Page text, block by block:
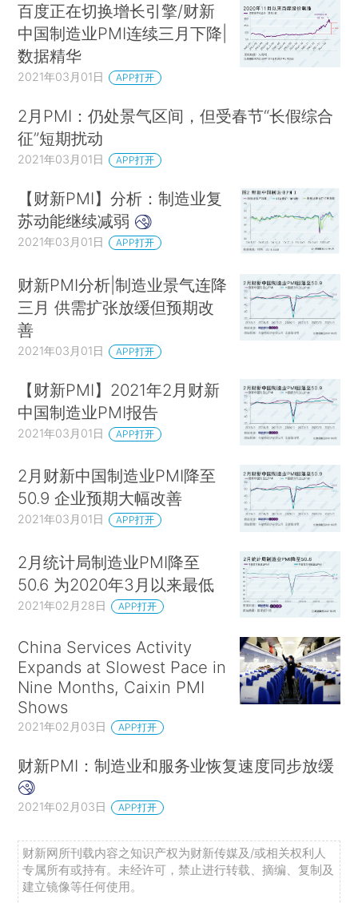
百度正在切换增长引擎/财新
中国制造业PMI连续三月下降|
数据精华
2021年03月01日 APP打开
2月PMI：仍处景气区间，但受春节“长假综合
征”短期扰动
2021年03月01日 APP打开
【财新PMI】分析：制造业复
苏动能继续减弱
2021年03月01日 APP打开
财新PMI分析|制造业景气连降
三月 供需扩张放缓但预期改
善
2021年03月01日 APP打开
【财新PMI】2021年2月财新
中国制造业PMI报告
2021年03月01日 APP打开
2月财新中国制造业PMI降至
50.9 企业预期大幅改善
2021年03月01日 APP打开
2月统计局制造业PMI降至
50.6 为2020年3月以来最低
2021年02月28日 APP打开
China Services Activity
Expands at Slowest Pace in
Nine Months, Caixin PMI
Shows
2021年02月03日 APP打开
财新PMI：制造业和服务业恢复速度同步放缓
2021年02月03日 APP打开
财新网所刊载内容之知识产权为财新传媒及/或相关权利人
专属所有或持有。未经许可，禁止进行转载、摘编、复制及
建立镜像等任何使用。